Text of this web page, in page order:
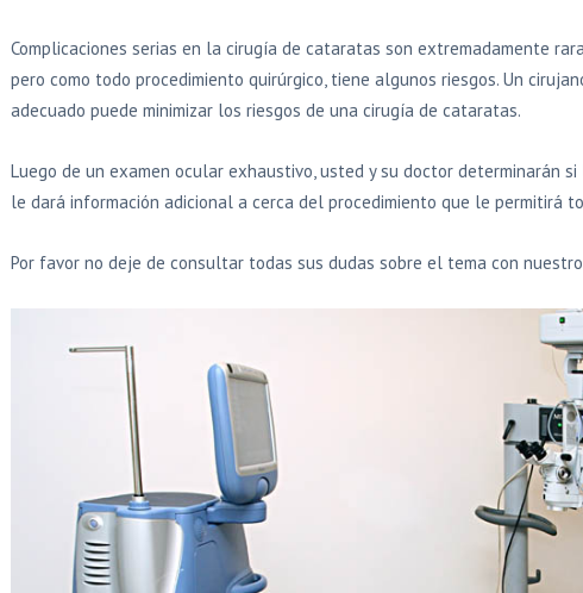
Complicaciones serias en la cirugía de cataratas son extremadamente
pero como todo procedimiento quirúrgico, tiene algunos riesgos. Un
adecuado puede minimizar los riesgos de una cirugía de cataratas.
Luego de un examen ocular exhaustivo, usted y su doctor determinarán
le dará información adicional a cerca del procedimiento que le permitirá
Por favor no deje de consultar todas sus dudas sobre el tema con